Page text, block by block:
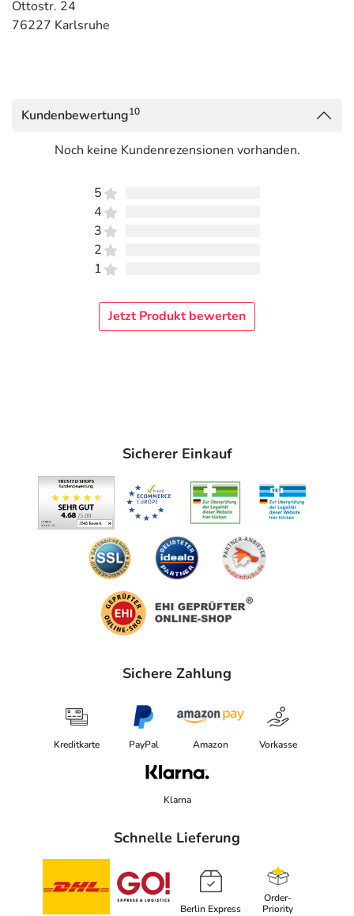
Ottostr. 24
76227 Karlsruhe
Kundenbewertung10
Noch keine Kundenrezensionen vorhanden.
5
4
3
2
1
Jetzt Produkt bewerten
Sicherer Einkauf
Sichere Zahlung
Kreditkarte PayPal Amazon Vorkasse
Klarna
Schnelle Lieferung
Berlin Express
Order-
Priority